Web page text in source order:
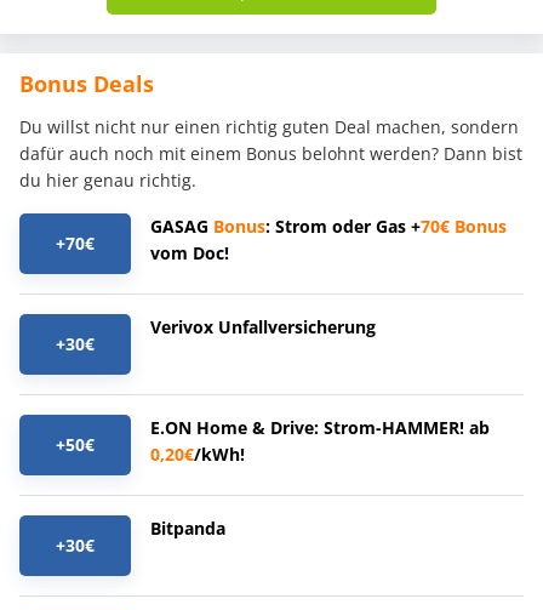
Bonus Deals
Du willst nicht nur einen richtig guten Deal machen, sondern
dafür auch noch mit einem Bonus belohnt werden? Dann bist
du hier genau richtig.
+70€
GASAG Bonus: Strom oder Gas +70€ Bonus
vom Doc!
+30€
Verivox Unfallversicherung
+50€
E.ON Home & Drive: Strom-HAMMER! ab
0,20€/kWh!
+30€
Bitpanda